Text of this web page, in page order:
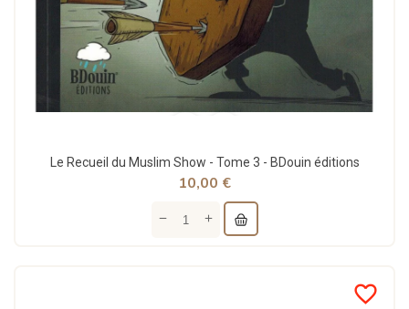
Le Recueil du Muslim Show - Tome 3 - BDouin éditions
10,00 €
favorite_border